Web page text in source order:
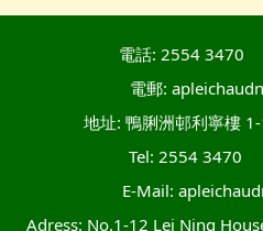
電話: 2554 3470
電郵:
地址: 鴨脷洲邨利寧樓
Tel: 2554 3470
E-Mail:
Adress: No.1-12 Lei Ning